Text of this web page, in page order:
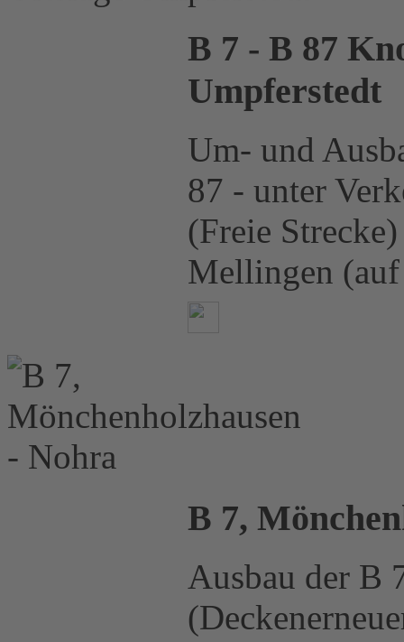
B 7 - B 87
Umpferstedt
Um- und
87 - unter
(Freie
Mellingen
B 7,
Ausbau der B